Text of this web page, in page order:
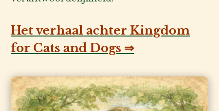
Het verhaal achter Kingdom
for Cats and Dogs ⇒